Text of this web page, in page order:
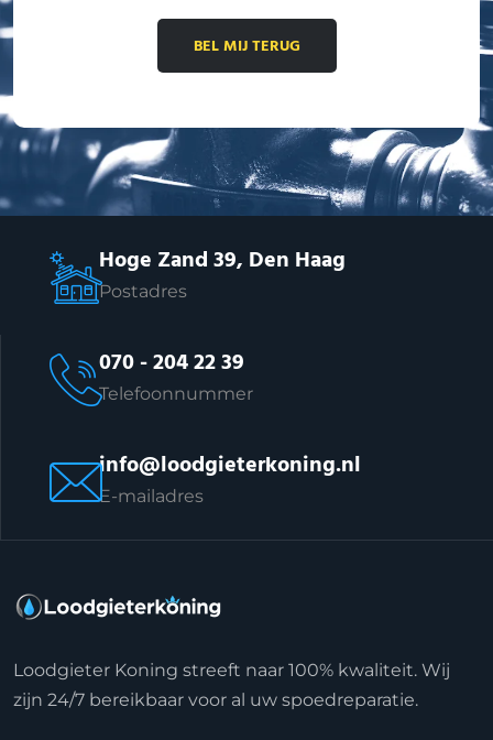
BEL MIJ TERUG
Hoge Zand 39, Den Haag
Postadres
070 - 204 22 39
Telefoonnummer
info@loodgieterkoning.nl
E-mailadres
Loodgieter Koning streeft naar 100% kwaliteit. Wij
zijn 24/7 bereikbaar voor al uw spoedreparatie.